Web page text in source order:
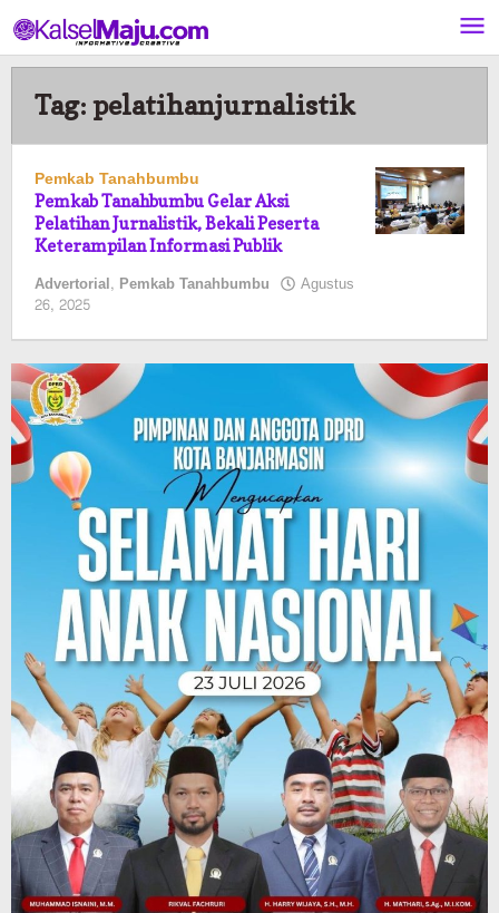
ke
konten
Tag: pelatihanjurnalistik
Pemkab Tanahbumbu
Pemkab Tanahbumbu Gelar Aksi
Pelatihan Jurnalistik, Bekali Peserta
Keterampilan Informasi Publik
Advertorial, Pemkab Tanahbumbu Agustus
26, 2025